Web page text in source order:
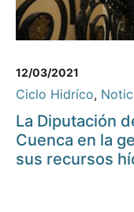
12/03/2021
Ciclo Hidríco,
La Diputación
Cuenca en la
sus recursos